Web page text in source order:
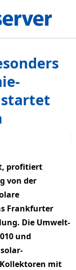
startet
profitiert
von der
Frankfurter
Die Umwelt-
und
mit